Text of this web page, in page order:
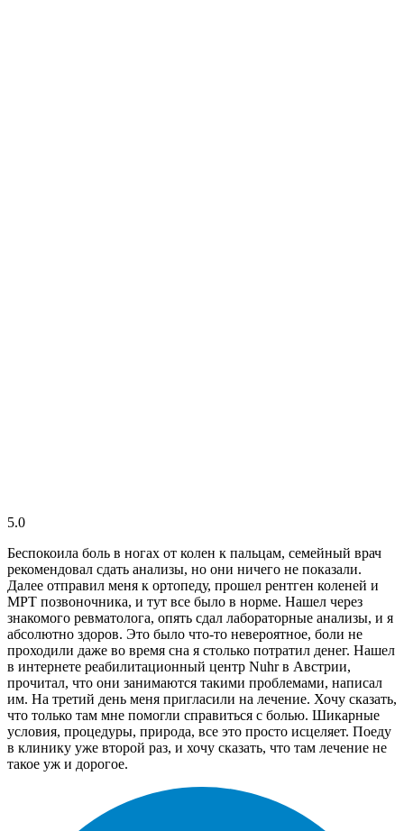
5.0
Беспокоила боль в ногах от колен к пальцам, семейный врач
рекомендовал сдать анализы, но они ничего не показали.
Далее отправил меня к ортопеду, прошел рентген коленей и
МРТ позвоночника, и тут все было в норме. Нашел через
знакомого ревматолога, опять сдал лабораторные анализы, и я
абсолютно здоров. Это было что-то невероятное, боли не
проходили даже во время сна я столько потратил денег. Нашел
в интернете реабилитационный центр Nuhr в Австрии,
прочитал, что они занимаются такими проблемами, написал
им. На третий день меня пригласили на лечение. Хочу сказать,
что только там мне помогли справиться с болью. Шикарные
условия, процедуры, природа, все это просто исцеляет. Поеду
в клинику уже второй раз, и хочу сказать, что там лечение не
такое уж и дорогое.